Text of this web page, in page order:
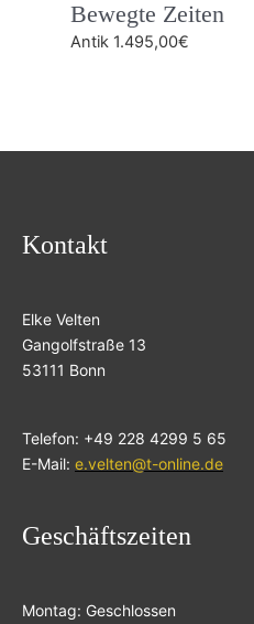
Bewegte Zeiten
Antik 1.495,00€
Kontakt
Elke Velten
Gangolfstraße 13
53111 Bonn
Telefon: +49 228 4299 5 65
E-Mail: e.velten@t-online.de
Geschäftszeiten
Montag: Geschlossen